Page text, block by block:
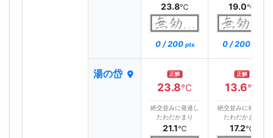
23.8℃
0 / 200 pts
19.0℃
0 / 200
湯の岱 正解
23.8℃
絶交並みに発達し
たわだかまり
21.1℃
正解
13.6℃
絶交並みに発達し
たわだかまり
17.2℃